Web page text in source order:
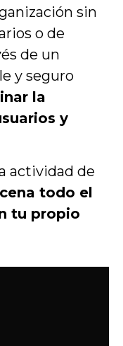
sin
o de
de un
y seguro
la
y
actividad de
todo el
tu propio